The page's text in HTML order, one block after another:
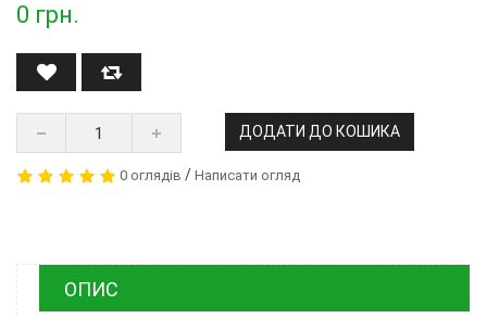
0 грн.
ДОДАТИ ДО КОШИКА
0 оглядів / Написати огляд
ОПИС